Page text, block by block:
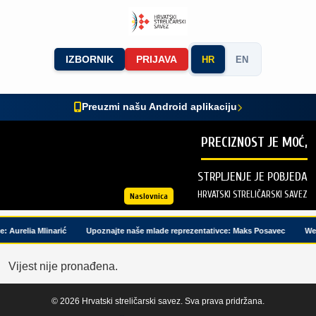
IZBORNIK PRIJAVA HR EN
Preuzmi našu Android aplikaciju
PRECIZNOST JE MOĆ,
STRPLJENJE JE POBJEDA
HRVATSKI STRELIČARSKI SAVEZ
Naslovnica
Aurelia Mlinarić Upoznajte naše mlade reprezentativce: Maks Posavec
Vijest nije pronađena.
© 2026 Hrvatski streličarski savez. Sva prava pridržana.